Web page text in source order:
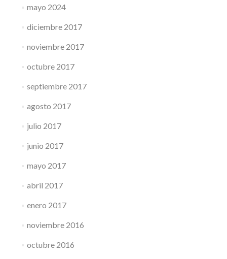
mayo 2024
diciembre 2017
noviembre 2017
octubre 2017
septiembre 2017
agosto 2017
julio 2017
junio 2017
mayo 2017
abril 2017
enero 2017
noviembre 2016
octubre 2016